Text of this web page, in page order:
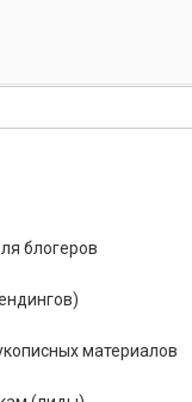
блогеров
материалов